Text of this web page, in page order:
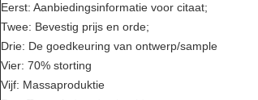
Eerst: Aanbiedingsinformatie voor citaat;
Twee: Bevestig prijs en orde;
Drie: De goedkeuring van ontwerp/sample
Vier: 70% storting
Vijf: Massaproduktie